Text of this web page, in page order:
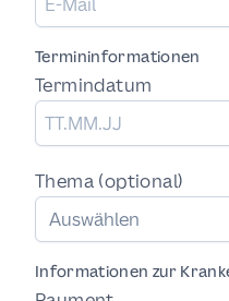
Termininformationen
Termindatum
Thema (optional)
Auswählen
Informationen zur